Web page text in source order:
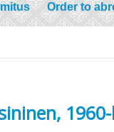
Order to